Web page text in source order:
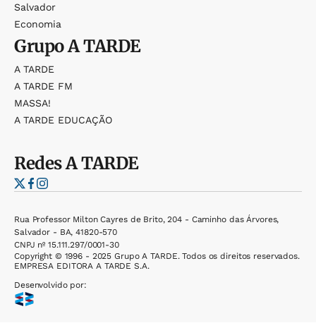
Salvador
Economia
GrupoA TARDE
A TARDE
A TARDE FM
MASSA!
A TARDE EDUCAÇÃO
RedesA TARDE
Rua Professor Milton Cayres de Brito, 204 - Caminho das Árvores,
Salvador - BA, 41820-570
CNPJ nº 15.111.297/0001-30
Copyright © 1996 - 2025 Grupo A TARDE. Todos os direitos reservados.
EMPRESA EDITORA A TARDE S.A.
Desenvolvido por: